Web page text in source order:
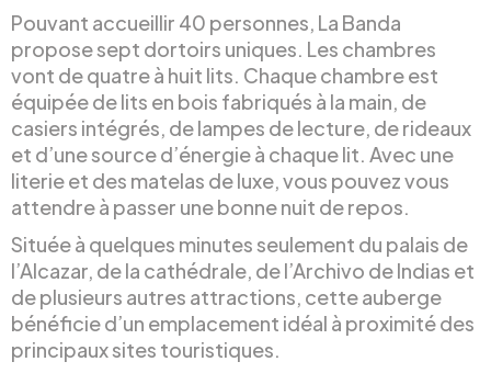
Pouvant accueillir 40 personnes, La Banda
propose sept dortoirs uniques. Les chambres
vont de quatre à huit lits. Chaque chambre est
équipée de lits en bois fabriqués à la main, de
casiers intégrés, de lampes de lecture, de rideaux
et d’une source d’énergie à chaque lit. Avec une
literie et des matelas de luxe, vous pouvez vous
attendre à passer une bonne nuit de repos.
Située à quelques minutes seulement du palais de
l’Alcazar, de la cathédrale, de l’Archivo de Indias et
de plusieurs autres attractions, cette auberge
bénéficie d’un emplacement idéal à proximité des
principaux sites touristiques.